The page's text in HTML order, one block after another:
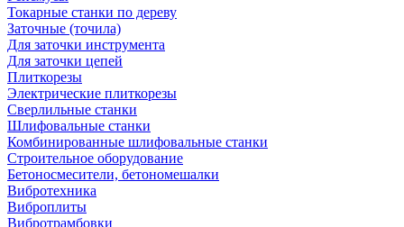
Токарные станки по дереву
Заточные (точила)
Для заточки инструмента
Для заточки цепей
Плиткорезы
Электрические плиткорезы
Сверлильные станки
Шлифовальные станки
Комбинированные шлифовальные станки
Строительное оборудование
Бетоносмесители, бетономешалки
Вибротехника
Виброплиты
Вибротрамбовки